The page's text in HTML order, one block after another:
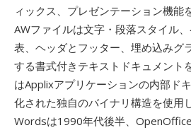
ィックス、プレゼンテーション機能
AWファイルは文字・段落スタイル、
表、ヘッダとフッター、埋め込みグ
する書式付きテキストドキュメント
はApplixアプリケーションの内部ド
化された独自のバイナリ構造を使用
Wordsは1990年代後半、